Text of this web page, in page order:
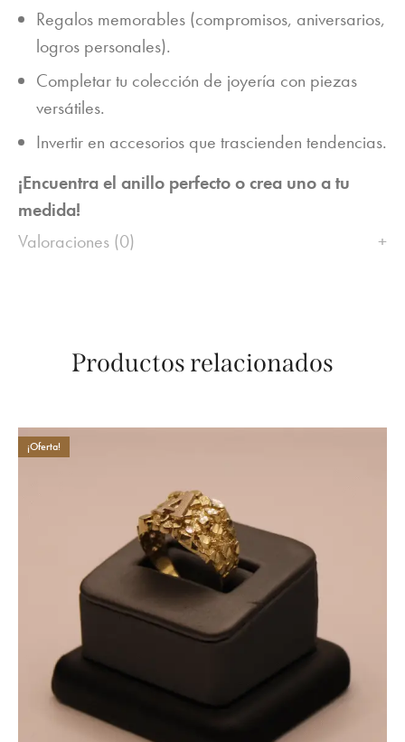
Regalos memorables (compromisos, aniversarios,
logros personales).
Completar tu colección de joyería con piezas
versátiles.
Invertir en accesorios que trascienden tendencias.
¡Encuentra el anillo perfecto o crea uno a tu
medida!
Valoraciones (0)
Productos relacionados
¡Oferta!